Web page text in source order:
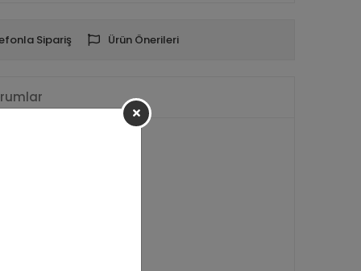
Sipariş Ürün Önerileri
gönderimi yapılır.